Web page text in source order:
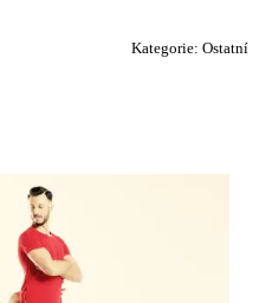
Kategorie: Ostatní